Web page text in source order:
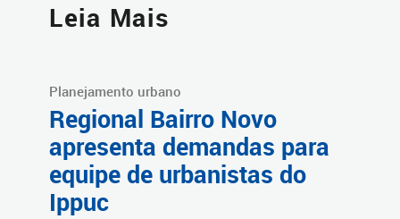
Leia Mais
Planejamento urbano
Regional Bairro Novo
apresenta demandas para
equipe de urbanistas do
Ippuc